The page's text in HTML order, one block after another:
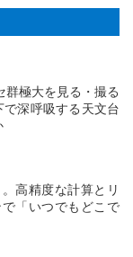
群極大を見る・撮る
深呼吸する天文台
高精度な計算とリ
「いつでもどこで